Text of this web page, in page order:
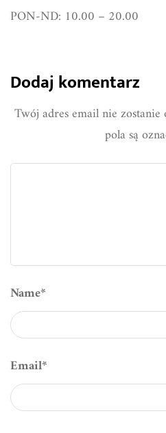
PON-ND: 10.00 – 20.00
Dodaj komentarz
Twój adres email nie
pola są
Name*
Email*